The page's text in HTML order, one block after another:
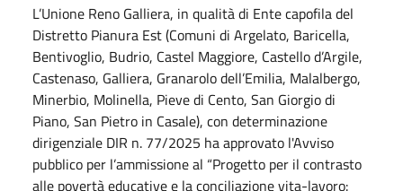
L’Unione Reno Galliera, in qualità di Ente capofila del
Distretto Pianura Est (Comuni di Argelato, Baricella,
Bentivoglio, Budrio, Castel Maggiore, Castello d’Argile,
Castenaso, Galliera, Granarolo dell’Emilia, Malalbergo,
Minerbio, Molinella, Pieve di Cento, San Giorgio di
Piano, San Pietro in Casale), con determinazione
dirigenziale DIR n. 77/2025 ha approvato l'Avviso
pubblico per l’ammissione al “Progetto per il contrasto
alle povertà educative e la conciliazione vita-lavoro: